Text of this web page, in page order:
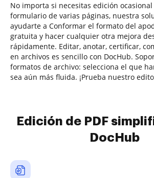
No importa si necesitas edición
formulario de varias páginas, nuestra
ayudarte a Conformar el formato del
gratuita y hacer cualquier otra mejora
rápidamente. Editar, anotar, certificar,
en archivos es sencillo con DocHub.
formatos de archivo: selecciona el que
sea aún más fluida. ¡Prueba nuestro
Edición de PDF
DocHub